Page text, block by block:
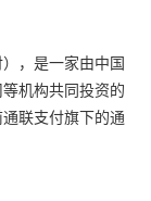
，是一家由中国
机构共同投资的
联支付旗下的通